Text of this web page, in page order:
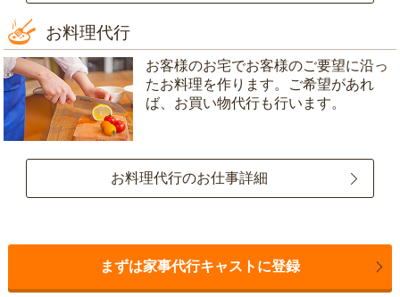
お料理代行
お客様のお宅でお客様のご要望に沿っ
たお料理を作ります。ご希望があれ
ば、お買い物代行も行います。
お料理代行のお仕事詳細
まずは家事代行キャストに登録